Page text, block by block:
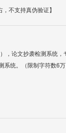
不支持真伪验证】
，论文抄袭检测系统
统。（限制字符数6万